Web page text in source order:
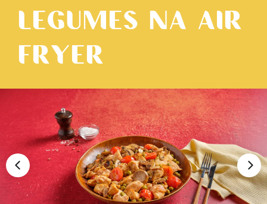
LEGUMES NA AIR
FRYER